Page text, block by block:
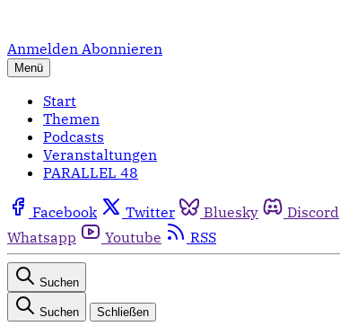
Anmelden Abonnieren
Menü
Start
Themen
Podcasts
Veranstaltungen
PARALLEL 48
Facebook Twitter Bluesky Discord
Whatsapp
Youtube RSS
Suchen
Suchen Schließen